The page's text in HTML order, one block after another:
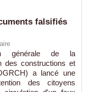
falsifiés
générale de la
des constructions et
a lancé une
des citoyens